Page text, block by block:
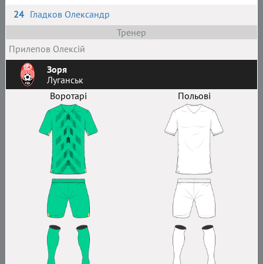
24 Гладков Олександр
Тренер
Прилепов Олексій
Зоря
Луганськ
Воротарі
Польові